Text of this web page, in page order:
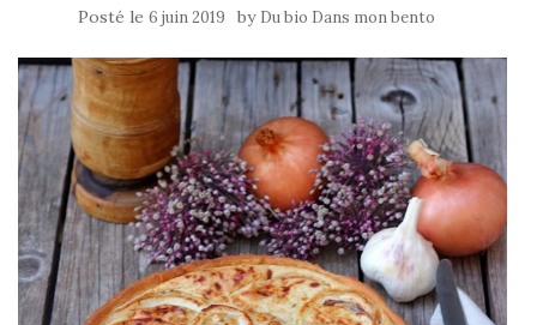
Posté le 6 juin 2019 by Du bio Dans mon bento